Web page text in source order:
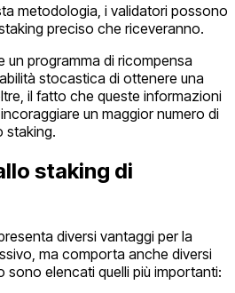
metodologia, i validatori possono
preciso che riceveranno.
un programma di ricompensa
stocastica di ottenere una
il fatto che queste informazioni
un maggior numero di
staking.
staking di
diversi vantaggi per la
ma comporta anche diversi
elencati quelli più importanti: